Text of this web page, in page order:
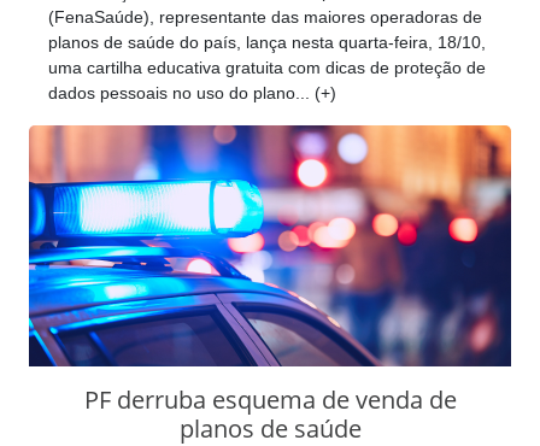
(FenaSaúde), representante das maiores operadoras de
planos de saúde do país, lança nesta quarta-feira, 18/10,
uma cartilha educativa gratuita com dicas de proteção de
dados pessoais no uso do plano... (+)
PF derruba esquema de venda de
planos de saúde